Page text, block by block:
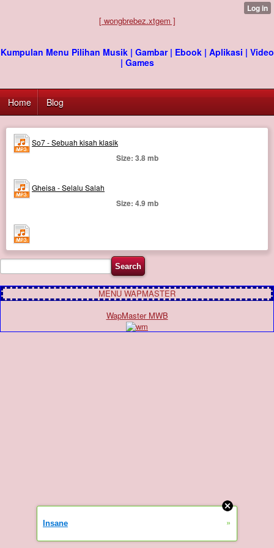
[ wongbrebez.xtgem ]
Kumpulan Menu Pilihan Musik | Gambar | Ebook | Aplikasi | Video
| Games
Home Blog
So7 - Sebuah kisah klasik
Size: 3.8 mb
Gheisa - Selalu Salah
Size: 4.9 mb
MENU WAPMASTER
WapMaster MWB
Insane »